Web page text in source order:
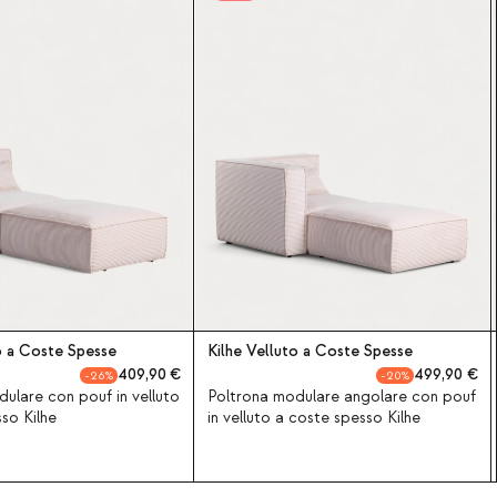
Coste Spesse
26
409,90
con pouf in velluto
Kilhe
Kilhe Velluto a Coste Spesse
20
499,90
Poltrona modulare angolare con pouf
in velluto a coste spesso Kilhe